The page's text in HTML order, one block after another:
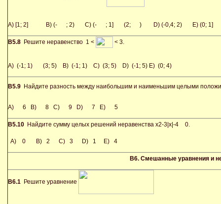
A) [1; 2] B) (- ; 2) C) (- ; 1] (2; ) D) (-0,4; 2) E) (0; 1]
В5.8 Решите неравенство 1 < < 3.
A) (-1; 1) (3; 5) B) (-1; 1) C) (3; 5) D) (-1; 5) E) (0; 4)
В5.9 Найдите разность между наибольшим и наименьшим целыми
A) 6 B) 8 C) 9 D) 7 E) 5
В5.10 Найдите сумму целых решений неравенства x2-3|x|-4 0.
A) 0 B) 2 C) 3 D) 1 E) 4
В6. Смешанные уравнения и
В6.1 Решите уравнение